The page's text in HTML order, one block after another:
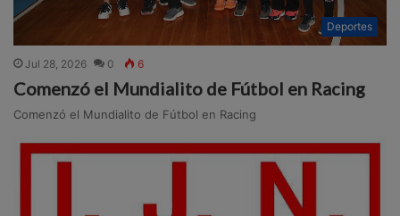
Deportes
Jul 28, 2026 0 6
Comenzó el Mundialito de Fútbol en Racing
Comenzó el Mundialito de Fútbol en Racing